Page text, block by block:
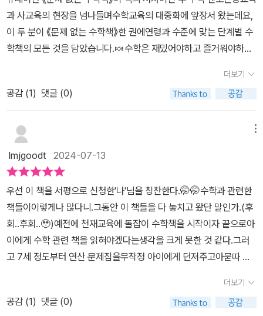
이가 수학의 전부로 느껴지 않았으면 한다.수학을 제대로 알기 전에
아이들이 지치지 않았으면 좋겠다.우리집 아이들은 아직 성장하는 중
이긴 하지만, 수학 도서가 옆에 있었기에 다행이라고 생각하는 부분
들이 많다.전공서나 학습서가 아닌 아이들이 재미있게 읽을 수 있는
수학 책이 필요하다.도서관에 있는 책들 중 재미있어 보이는 책들을
골라와 아이들과 읽다 보면 중간에 덮게 되는 책도 있고 너무 수식과
서 재미난 보물 같은 책을 찾아오고 있었지만 이제 그런 수고는 덜 수
있을 것 같다.이 책을 읽으면서 사고 싶은 책이 너무 많아졌다.이 책의
유일한 단점인 것 같다.^^#데카르트수학책방#강미선#정유숙#서사
원*데카르트 수학책방에서 도서를 제공받았습니다
과 사교육의 현장을 넘나들며수학교육의 대중화에 앞장서 왔는데요,
이 두 분이 《문제 없는 수학책》한 권에연령과 수준에 맞는 단계별 수
학책의 모든 것을 담았습니다.🍬수학은 재밌어야하고 즐거워야하고
터 놀이처럼 생각되는 수학(아이들을 수학인지 몰랐죠🙊)책놀이, 그
림그리기, 만들기, 보드게임, 게임만들기 등등 이런 활동으로 많이 놀
았던 기억이 납니다.지금은 중학생이 되어 학습이 중점이 되어 문제
를 풀어야하지만어릴적 수학놀이 활동 덕분에수학을 좋아하는 아이
로 자란 것 같아요.그래서 이 책이 제 마음 같았어요.수학과 친해지게
만들어주는 다리같았거든요.🍰PART 1. 수학과 친해지기미취학 아
동 (수학에 대한 호기심을 키우는 단계)초등 저학년 (다양한 경험으
로 수학의 문을 여는 단계)초등 중학년 (수학의 맛을 즐기는 단계)초
등 고학년 (수학의 깊이를 더하는 단계)수학과 친해지기 위한 책을 4
단계로 나누어 소개하고,부모가 보고 참고하면 좋은 내용들이 많았어
요.PART 2. 수학의 세계로 빠져들기본격적으로 수학을 공부하는 중
학생부터스학을 다시 공부하고 싶은 어른,수학을 더 깊게 탐구하고
싶은 마니아까지즐길 수 있는 책을 소개해요.PART 3. 수학의 세계
로 인도하기수학을 가르치는 교사와 부모에게 길잡이가 될 책을 소개
더보기
공감 (1) 댓글 (0)
lmjgoodt 2024-07-13
우선 이 책을 서평으로 신청한'나'님을 칭찬한다.🤭🤭수학과 관련한
책들이이렇게나 많다니.그동안 이 책들을 다 놓치고 왔단 말인가.(후
회..후회..🥹)예전에 천재교육에 돌잡이 수학책을 시작이자 끝으로아
이에게 수학 관련 책을 읽혀야겠다는생각을 크게 못한 것 같다.그러
고 7세 정도부터 연산 문제집을무작정 아이에게 던져주고아묻따 냅
수 있구나 싶은게아차'하게 만드는 책!!!!학생들에게 수학을 가르치다
수학책만으로 가득 채운 수학책방운영을 시작한 두 작가는 수학은 어
더보기
공감 (1) 댓글 (0)